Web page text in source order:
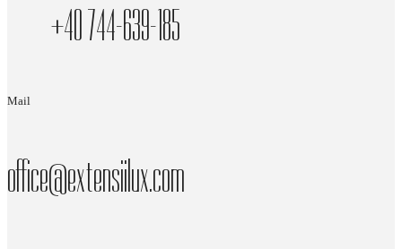
+40 744-639-185
Mail
office@extensiilux.com